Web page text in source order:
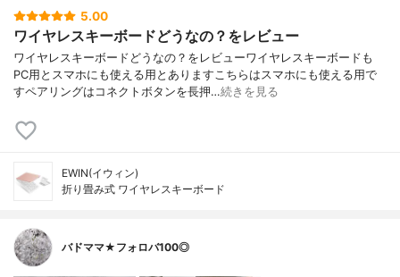
5.00
ワイヤレスキーボードどうなの？をレビュー
ワイヤレスキーボードどうなの？をレビューワイヤレスキーボードも
PC用とスマホにも使える用とありますこちらはスマホにも使える用で
すペアリングはコネクトボタンを長押…続きを見る
EWIN(イウィン)
折り畳み式 ワイヤレスキーボード
バドママ★フォロバ100◎